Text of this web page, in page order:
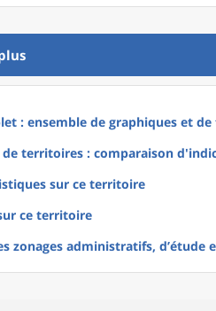
: ensemble de graphiques et
territoires : comparaison
sur ce territoire
ce territoire
zonages administratifs, d’étude